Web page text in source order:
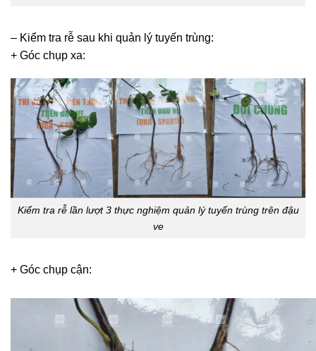
– Kiểm tra rễ sau khi quản lý tuyến trùng:
+ Góc chụp xa:
Kiểm tra rễ lần lượt 3 thực nghiệm quản lý tuyến trùng trên đậu
ve
+ Góc chụp cận: